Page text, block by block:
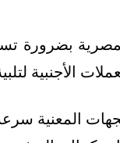
بضرورة
الأجنبية
المعنية